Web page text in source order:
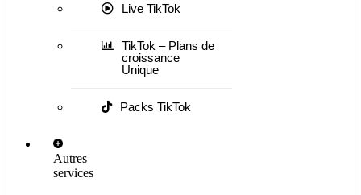
Live TikTok
TikTok – Plans de
croissance
Unique
Packs TikTok
Autres
services